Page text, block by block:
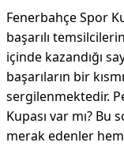
Fenerbahçe Spor
başarılı
içinde kazandığı
başarıların bir
sergilenmektedir.
Kupası var mı?
merak edenler